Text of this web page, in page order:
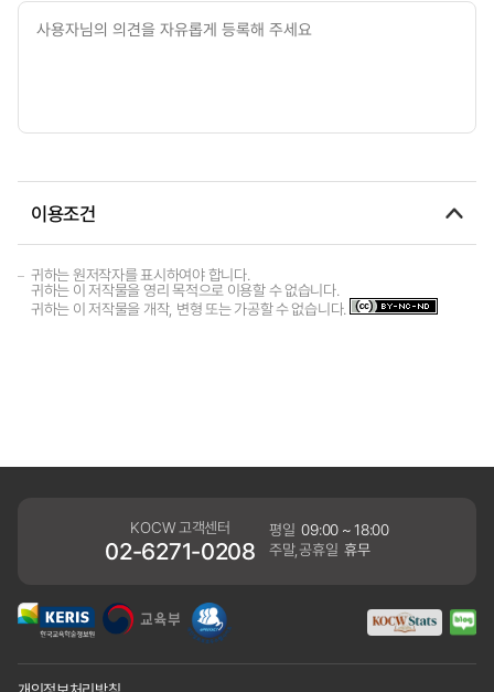
이용조건
귀하는 원저작자를 표시하여야 합니다.
귀하는 이 저작물을 영리 목적으로 이용할 수 없습니다.
귀하는 이 저작물을 개작, 변형 또는 가공할 수 없습니다.
KOCW 고객센터
02-6271-0208
평일 09:00 ~ 18:00
주말,공휴일 휴무